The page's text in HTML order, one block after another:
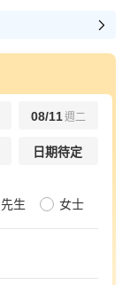
08/11週二
日期待定
先生 女士